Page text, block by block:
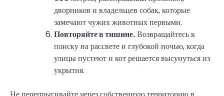
дворников и владельцев собак, которые
замечают чужих животных первыми.
Повторяйте в тишине.Возвращайтесь к
поиску на рассвете и глубокой ночью, когда
улицы пустеют и кот решается высунуться из
укрытия.